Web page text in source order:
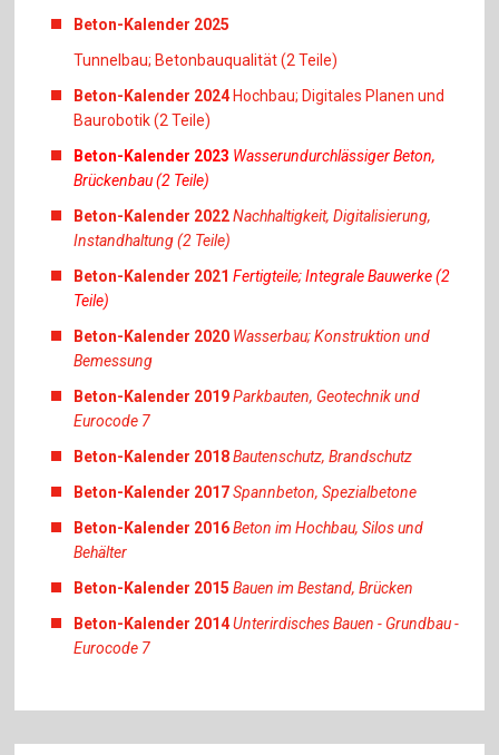
Beton-Kalender 2025
Tunnelbau; Betonbauqualität (2 Teile)
Beton-Kalender 2024 Hochbau; Digitales Planen und
Baurobotik (2 Teile)
Beton-Kalender 2023 Wasserundurchlässiger Beton,
Brückenbau (2 Teile)
Beton-Kalender 2022Nachhaltigkeit, Digitalisierung,
Instandhaltung (2 Teile)
Beton-Kalender 2021Fertigteile; Integrale Bauwerke (2
Teile)
Beton-Kalender 2020 Wasserbau; Konstruktion und
Bemessung
Beton-Kalender 2019Parkbauten, Geotechnik und
Eurocode 7
Beton-Kalender 2018Bautenschutz, Brandschutz
Beton-Kalender 2017Spannbeton, Spezialbetone
Beton-Kalender 2016Beton im Hochbau, Silos und
Behälter
Beton-Kalender 2015Bauen im Bestand, Brücken
Beton-Kalender 2014Unterirdisches Bauen - Grundbau -
Eurocode 7